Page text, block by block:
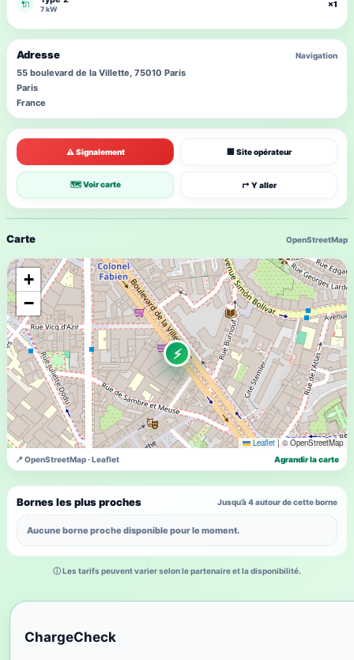
Carte OpenStreetMap
⚡
+
−
Leaflet | © OpenStreetMap
📍 OpenStreetMap · Leaflet Agrandir la carte
Bornes les plus proches Jusqu’à 4 autour de cette borne
Aucune borne proche disponible pour le moment.
⚠ Signalement 🏢 Site opérateur
🗺 Voir carte ↱ Y aller
🔌 7 kW
×1
Adresse Navigation
55 boulevard de la Villette, 75010 Paris
Paris
France
ⓘ Les tarifs peuvent varier selon le partenaire et la disponibilité.
ChargeCheck